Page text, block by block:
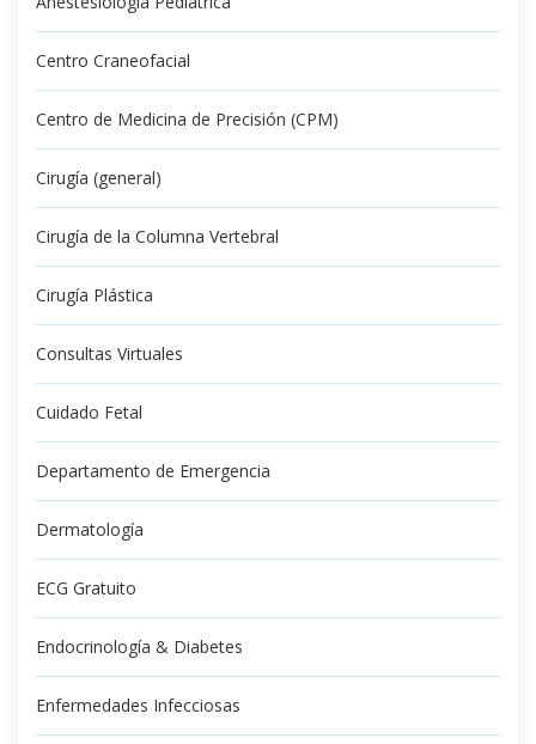
Centro Craneofacial
Centro de Medicina de Precisión (CPM)
Cirugía (general)
Cirugía de la Columna Vertebral
Cirugía Plástica
Consultas Virtuales
Cuidado Fetal
Departamento de Emergencia
Dermatología
ECG Gratuito
Endocrinología & Diabetes
Enfermedades Infecciosas